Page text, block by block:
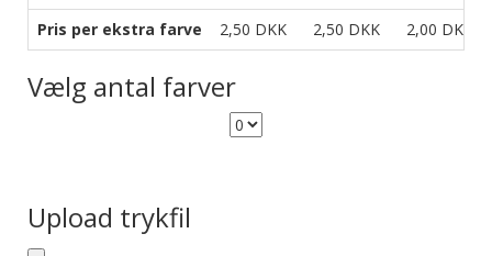
Pris per ekstra farve
2,50 DKK 2,50 DKK 2,00 DKK
Vælg antal farver
Upload trykfil